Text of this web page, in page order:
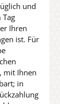
und
Tag
Ihren
ist. Für
mit Ihnen
in